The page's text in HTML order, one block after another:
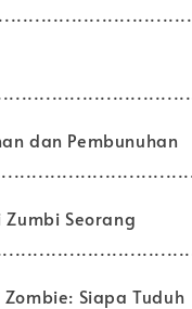
dan Pembunuhan
Seorang
Siapa Tuduh